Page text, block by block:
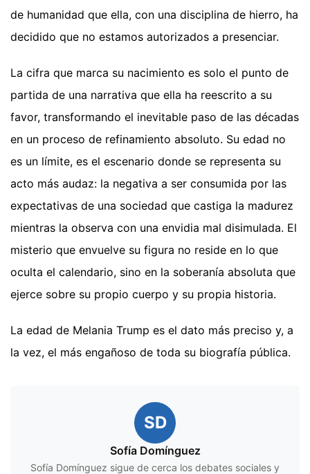
de humanidad que ella, con una disciplina de hierro, ha
decidido que no estamos autorizados a presenciar.
La cifra que marca su nacimiento es solo el punto de
partida de una narrativa que ella ha reescrito a su
favor, transformando el inevitable paso de las décadas
en un proceso de refinamiento absoluto. Su edad no
es un límite, es el escenario donde se representa su
acto más audaz: la negativa a ser consumida por las
expectativas de una sociedad que castiga la madurez
mientras la observa con una envidia mal disimulada. El
misterio que envuelve su figura no reside en lo que
oculta el calendario, sino en la soberanía absoluta que
ejerce sobre su propio cuerpo y su propia historia.
La edad de Melania Trump es el dato más preciso y, a
la vez, el más engañoso de toda su biografía pública.
SD
Sofía Domínguez
Sofía Domínguez sigue de cerca los debates sociales y